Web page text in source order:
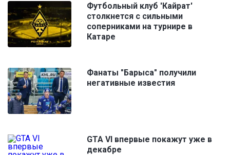
Футбольный клуб 'Кайрат'
столкнется с сильными
соперниками на турнире в
Катаре
Фанаты "Барыса" получили
негативные известия
GTA VI впервые покажут уже в
декабре